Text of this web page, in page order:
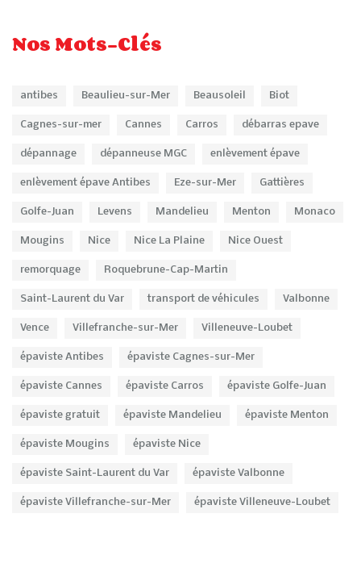
Nos Mots-Clés
antibes Beaulieu-sur-Mer Beausoleil Biot
Cagnes-sur-mer Cannes Carros débarras epave
dépannage dépanneuse MGC enlèvement épave
enlèvement épave Antibes Eze-sur-Mer Gattières
Golfe-Juan Levens Mandelieu Menton Monaco
Mougins Nice Nice La Plaine Nice Ouest
remorquage Roquebrune-Cap-Martin
Saint-Laurent du Var transport de véhicules Valbonne
Vence Villefranche-sur-Mer Villeneuve-Loubet
épaviste Antibes épaviste Cagnes-sur-Mer
épaviste Cannes épaviste Carros épaviste Golfe-Juan
épaviste gratuit épaviste Mandelieu épaviste Menton
épaviste Mougins épaviste Nice
épaviste Saint-Laurent du Var épaviste Valbonne
épaviste Villefranche-sur-Mer épaviste Villeneuve-Loubet